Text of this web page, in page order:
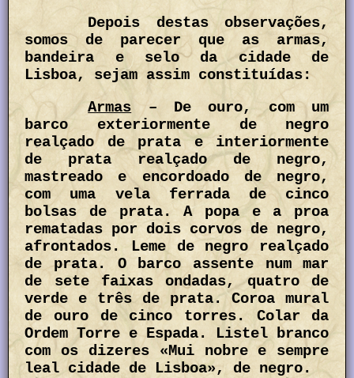
Depois destas observações,
somos de parecer que as armas,
bandeira e selo da cidade de
Lisboa, sejam assim constituídas:
Armas – De ouro, com um
barco exteriormente de negro
realçado de prata e interiormente
de prata realçado de negro,
mastreado e encordoado de negro,
com uma vela ferrada de cinco
bolsas de prata. A popa e a proa
rematadas por dois corvos de negro,
afrontados. Leme de negro realçado
de prata. O barco assente num mar
de sete faixas ondadas, quatro de
verde e três de prata. Coroa mural
de ouro de cinco torres. Colar da
Ordem Torre e Espada. Listel branco
com os dizeres «Mui nobre e sempre
leal cidade de Lisboa», de negro.